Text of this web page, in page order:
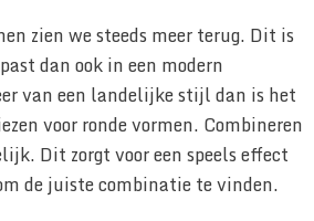
zien we steeds meer terug. Dit is
dan ook in een modern
van een landelijke stijl dan is het
voor ronde vormen. Combineren
Dit zorgt voor een speels effect
de juiste combinatie te vinden.